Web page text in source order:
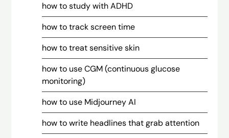
how to study with ADHD
how to track screen time
how to treat sensitive skin
how to use CGM (continuous glucose
monitoring)
how to use Midjourney AI
how to write headlines that grab attention